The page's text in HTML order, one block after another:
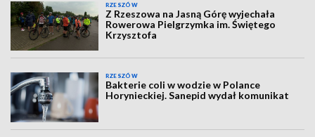
RZESZÓW
Z Rzeszowa na Jasną Górę wyjechała
Rowerowa Pielgrzymka im. Świętego
Krzysztofa
RZESZÓW
Bakterie coli w wodzie w Polance
Horynieckiej. Sanepid wydał komunikat